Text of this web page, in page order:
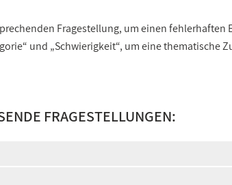
Fragestellung, um einen fehlerhaften
und „Schwierigkeit“, um eine thematische
FRAGESTELLUNGEN: